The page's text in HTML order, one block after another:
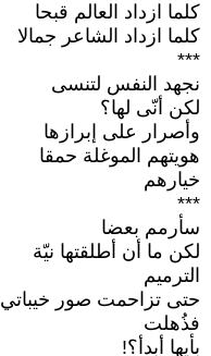
كلما ازداد العالم قبحا
كلما ازداد الشاعر جمالا
***
نجهد النفس لتنسى
لكن أنّى لها؟
وأصرار على إبرازها
هويتهم الموغلة حمقا
خيارهم
***
سأرمم بعضا
لكن ما أن أطلقتها نيّة
الترميم
حتى تزاحمت صور خيباتي
فذُهلت
بأيها أبدأ؟!